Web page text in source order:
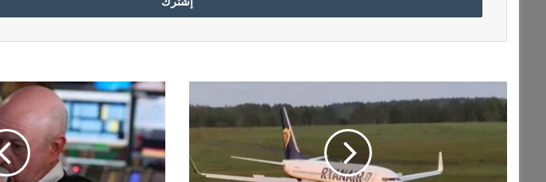
ب
ك
ا
ل
ر
ا
ا
س
ق
ر
ا